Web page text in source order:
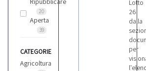
20
Aperta
39
CATEGORIE
Agricoltura
Lotto
26
dalla
per